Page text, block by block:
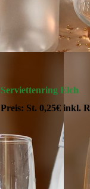
Serviettenring Elch
Preis: St. 0,25€ inkl.